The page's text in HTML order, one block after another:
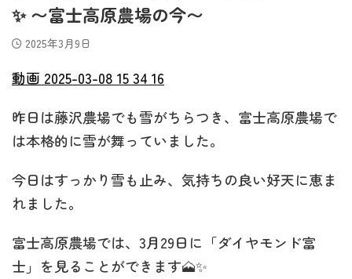
✨ 〜富士高原農場の今〜
2025年3月9日
動画 2025-03-08 15 34 16
昨日は藤沢農場でも雪がちらつき、富士高原農場で
は本格的に雪が舞っていました。
今日はすっかり雪も止み、気持ちの良い好天に恵ま
れました。
富士高原農場では、3月29日に「ダイヤモンド富
士」を見ることができます🗻✨